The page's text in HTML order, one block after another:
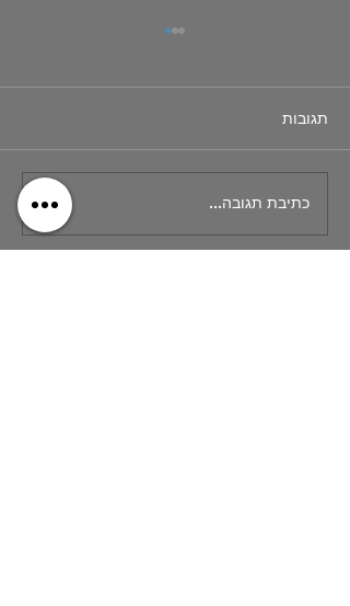
מה משפיע על הצרכנים
מבחינה פסיכולוגית?
תגובות
כתיבת תגובה...